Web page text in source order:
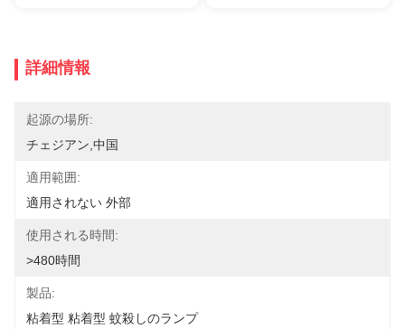
詳細情報
起源の場所:
チェジアン,中国
適用範囲:
適用されない 外部
使用される時間:
>480時間
製品:
粘着型 粘着型 蚊殺しのランプ